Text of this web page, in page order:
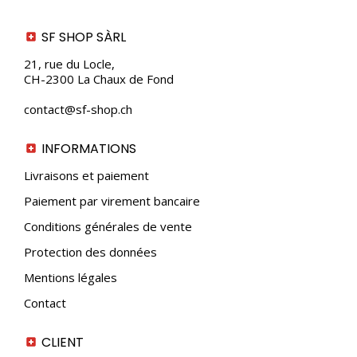
SF SHOP SÀRL
21, rue du Locle,
CH-2300 La Chaux de Fond
contact@sf-shop.ch
INFORMATIONS
Livraisons et paiement
Paiement par virement bancaire
Conditions générales de vente
Protection des données
Mentions légales
Contact
CLIENT